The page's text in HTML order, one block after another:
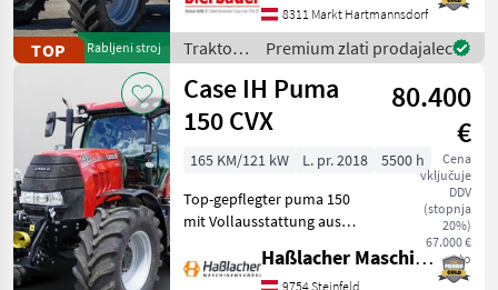
TOP Rabljeni stroj
telefonischer Vereinbarung
gerne vor Ort besichtigt
und geprüft we
8311 Markt Hartmannsdorf
Traktor /
Massey
Ferguson
Premium zlati prodajalec
Case IH Puma
150 CVX
80.400
€
Cena
vključuje
DDV
(stopnja
20%)
67.000 €
neto
165 KM/121 kW L. pr. 2018
5500 h
Top-gepflegter puma 150
mit Vollausstattung aus
Lohnunternehmer – nur
Haßlacher Maschinenhandel
9754 Steinfeld